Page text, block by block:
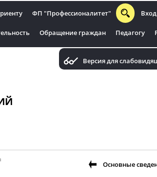
ФП "Профессионалитет"
Обращение граждан Педагогу
Вход
Версия для
Основные